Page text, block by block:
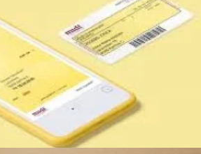
sundhedskort eller app.